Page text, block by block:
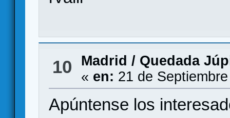
10 Madrid / Quedada
« en: 21 de
Apúntense los